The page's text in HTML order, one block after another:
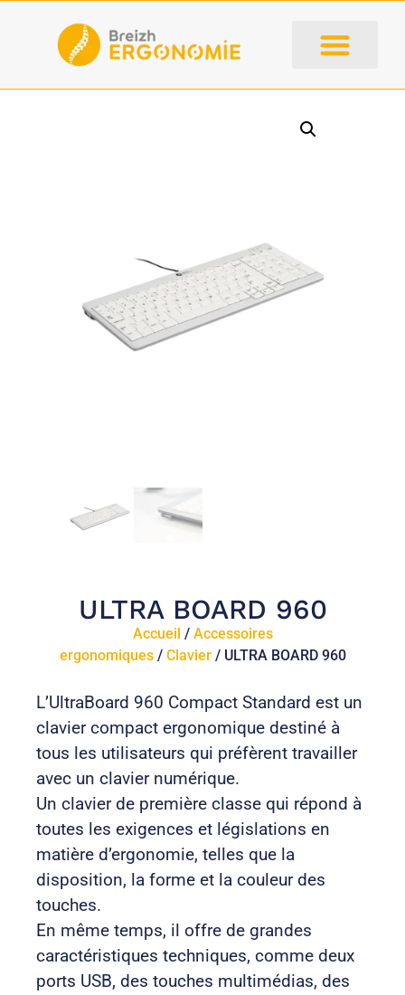
ULTRA BOARD 960
Accueil / Accessoires
ergonomiques/ Clavier/ ULTRA BOARD 960
L’UltraBoard 960 Compact Standard est un
clavier compact ergonomique destiné à
tous les utilisateurs qui préfèrent travailler
avec un clavier numérique.
Un clavier de première classe qui répond à
toutes les exigences et législations en
matière d’ergonomie, telles que la
disposition, la forme et la couleur des
touches.
En même temps, il offre de grandes
caractéristiques techniques, comme deux
ports USB, des touches multimédias, des